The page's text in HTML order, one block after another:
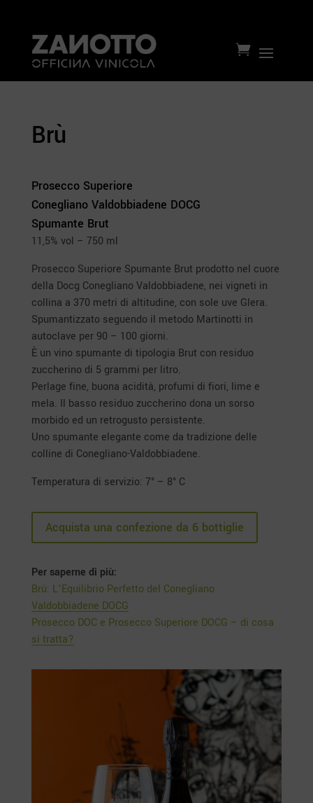

Brù
Prosecco Superiore
Conegliano Valdobbiadene DOCG
Spumante Brut
11,5% vol – 750 ml
Prosecco Superiore Spumante Brut prodotto nel cuore
della Docg Conegliano Valdobbiadene, nei vigneti in
collina a 370 metri di altitudine, con sole uve Glera.
Spumantizzato seguendo il metodo Martinotti in
autoclave per 90 – 100 giorni.
È un vino spumante di tipologia Brut con residuo
zuccherino di 5 grammi per litro.
Perlage fine, buona acidità, profumi di fiori, lime e
mela. Il basso residuo zuccherino dona un sorso
morbido ed un retrogusto persistente.
Uno spumante elegante come da tradizione delle
colline di Conegliano-Valdobbiadene.
Temperatura di servizio: 7° – 8° C
Acquista una confezione da 6 bottiglie
Per saperne di più:
Brù: L’Equilibrio Perfetto del Conegliano
Valdobbiadene DOCG
Prosecco DOC e Prosecco Superiore DOCG – di cosa
si tratta?